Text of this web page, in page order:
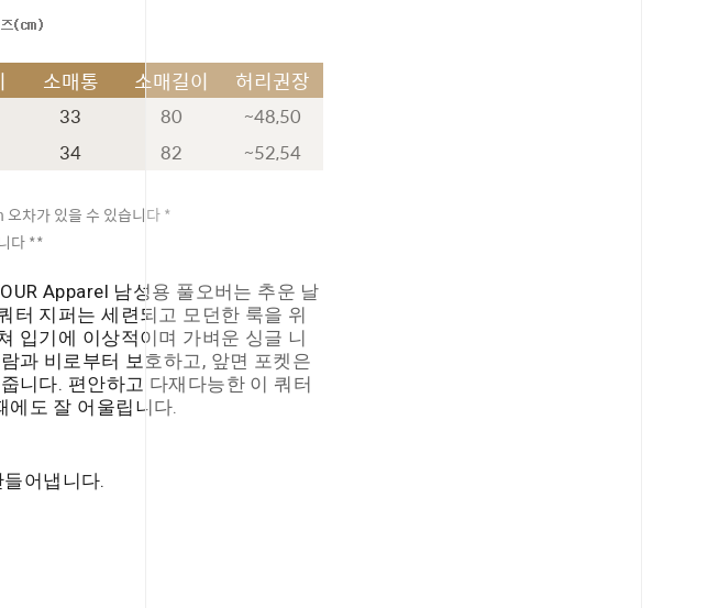
소매통 소매길이 허리권장
33 80 ~48,50
34 82 ~52,54
차가 있을 수 있습니다 *
다 **
Apparel 남성용 풀오버는 추운 날
터 지퍼는 세련되고 모던한 룩을 위
입기에 이상적이며 가벼운 싱글 니
과 비로부터 보호하고, 앞면 포켓은
니다. 편안하고 다재다능한 이 쿼터
도 잘 어울립니다.
어냅니다.